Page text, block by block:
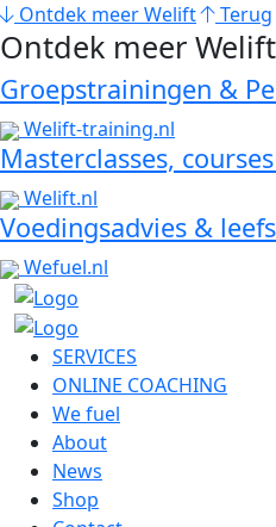
Ontdek meer Welift Terug
Ontdek meer Welift
Groepstrainingen &
Welift-training.nl
Masterclasses,
Welift.nl
Voedingsadvies &
Wefuel.nl
SERVICES
ONLINE COACHING
We fuel
About
News
Shop